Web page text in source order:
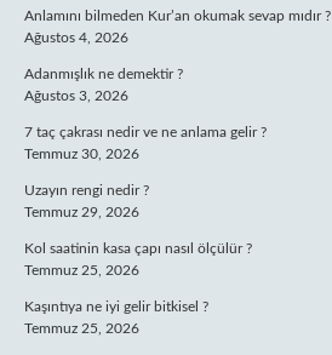
Anlamını bilmeden Kur’an okumak sevap mıdır ?
Ağustos 4, 2026
Adanmışlık ne demektir ?
Ağustos 3, 2026
7 taç çakrası nedir ve ne anlama gelir ?
Temmuz 30, 2026
Uzayın rengi nedir ?
Temmuz 29, 2026
Kol saatinin kasa çapı nasıl ölçülür ?
Temmuz 25, 2026
Kaşıntıya ne iyi gelir bitkisel ?
Temmuz 25, 2026